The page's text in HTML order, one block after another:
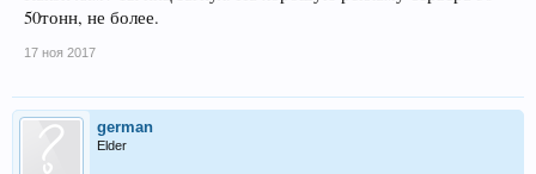
50тонн, не более.
17 ноя 2017
german
Elder